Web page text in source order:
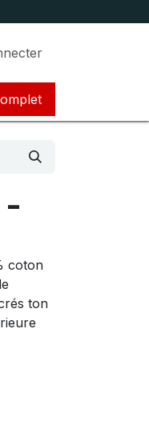
-
coton
ton